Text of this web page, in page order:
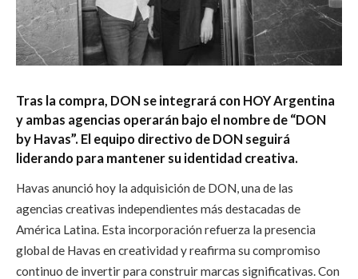
Tras la compra, DON se integrará con HOY Argentina
y ambas agencias operarán bajo el nombre de “DON
by Havas”. El equipo directivo de DON seguirá
liderando para mantener su identidad creativa.
Havas anunció hoy la adquisición de DON, una de las
agencias creativas independientes más destacadas de
América Latina. Esta incorporación refuerza la presencia
global de Havas en creatividad y reafirma su compromiso
continuo de invertir para construir marcas significativas. Con